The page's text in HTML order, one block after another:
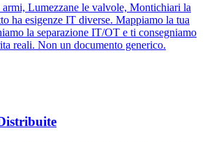
Lumezzane le valvole, Montichiari la
ha esigenze IT diverse. Mappiamo la tua
la separazione IT/OT e ti consegniamo
reali. Non un documento generico.